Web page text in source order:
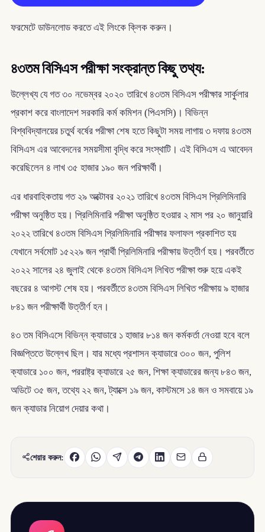
ফরমেটে ডাউনলোড করতে এই লিংকে ক্লিক করুন।
৪৩তম বিসিএস পরীক্ষা সংক্রান্ত কিছু তথ্য:
উল্লেখ্য যে গত ৩০ নভেম্বর ২০২০ তারিখে ৪৩তম বিসিএস পরীক্ষার সার্কুলার
প্রকাশ করে বাংলাদেশ সরকারি কর্ম কমিশন (পিএসসি)। বিভিন্ন
বিশ্ববিদ্যালয়ের চতুর্থ বর্ষের পরীক্ষা শেষ হতে কিছুটা সময় লাগায় ৩ দফায় ৪৩তম
বিসিএস এর আবেদনের সময়সীমা বৃদ্ধি করে সংস্থাটি। এই বিসিএস এ আবেদন
করেছিলেন ৪ লাখ ৩৫ হাজার ১৯০ জন পরিক্ষার্থী।
এর ধারবাহিকতায় গত ২৯ অক্টোবর ২০২১ তারিখে ৪৩তম বিসিএস প্রিলিমিনারি
পরীক্ষা অনুষ্ঠিত হয়। প্রিলিমিনারি পরীক্ষা অনুষ্ঠিত হওয়ার ২ মাস পর ২০ জানুয়ারি
২০২২ তারিখে ৪৩তম বিসিএস প্রিলিমিনারি পরীক্ষার ফলাফল প্রকাশিত হয়
যেখানে সর্বমোট ১৫২২৯ জন প্রার্থী প্রিলিমিনারি পরীক্ষায় উত্তীর্ণ হয়। পরবর্তীতে
২০২২ সালের ২৪ জুলাই থেকে ৪৩তম বিসিএস লিখিত পরীক্ষা শুরু হয়ে একই
বছরের ৪ আগস্ট শেষ হয়। পরবর্তীতে ৪৩তম বিসিএস লিখিত পরীক্ষায় ৯ হাজার
৮৪১ জন পরীক্ষার্থী উত্তীর্ণ হন।
৪৩ তম বিসিএসে বিভিন্ন ক্যাডারে ১ হাজার ৮১৪ জন কর্মকর্তা নেওয়া হবে বলে
বিজ্ঞপ্তিতে উল্লেখ ছিল। যার মধ্যে প্রশাসন ক্যাডারে ৩০০ জন, পুলিশ
ক্যাডারে ১০০ জন, পররাষ্ট্র ক্যাডারে ২৫ জন, শিক্ষা ক্যাডারের জন্য ৮৪৩ জন,
অডিটে ৩৫ জন, তথ্যে ২২ জন, ট্যাক্সে ১৯ জন, কাস্টমসে ১৪ জন ও সমবায়ে ১৯
জন ক্যাডার নিয়োগ দেয়ার কথা।
শেয়ার করুন: